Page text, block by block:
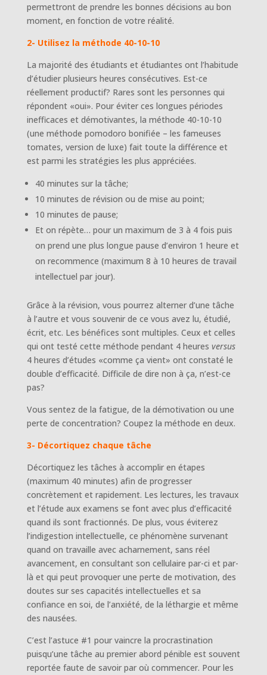
permettront de prendre les bonnes décisions au bon
moment, en fonction de votre réalité.
2- Utilisez la méthode 40-10-10
La majorité des étudiants et étudiantes ont l’habitude
d’étudier plusieurs heures consécutives. Est-ce
réellement productif? Rares sont les personnes qui
répondent «oui». Pour éviter ces longues périodes
inefficaces et démotivantes, la méthode 40-10-10
(une méthode pomodoro bonifiée – les fameuses
tomates, version de luxe) fait toute la différence et
est parmi les stratégies les plus appréciées.
40 minutes sur la tâche;
10 minutes de révision ou de mise au point;
10 minutes de pause;
Et on répète… pour un maximum de 3 à 4 fois puis
on prend une plus longue pause d’environ 1 heure et
on recommence (maximum 8 à 10 heures de travail
intellectuel par jour).
Grâce à la révision, vous pourrez alterner d’une tâche
à l’autre et vous souvenir de ce vous avez lu, étudié,
écrit, etc. Les bénéfices sont multiples. Ceux et celles
qui ont testé cette méthode pendant 4 heures versus
4 heures d’études «comme ça vient» ont constaté le
double d’efficacité. Difficile de dire non à ça, n’est-ce
pas?
Vous sentez de la fatigue, de la démotivation ou une
perte de concentration? Coupez la méthode en deux.
3- Décortiquez chaque tâche
Décortiquez les tâches à accomplir en étapes
(maximum 40 minutes) afin de progresser
concrètement et rapidement. Les lectures, les travaux
et l’étude aux examens se font avec plus d’efficacité
quand ils sont fractionnés. De plus, vous éviterez
l’indigestion intellectuelle, ce phénomène survenant
quand on travaille avec acharnement, sans réel
avancement, en consultant son cellulaire par-ci et par-
là et qui peut provoquer une perte de motivation, des
doutes sur ses capacités intellectuelles et sa
confiance en soi, de l’anxiété, de la léthargie et même
des nausées.
C’est l’astuce #1 pour vaincre la procrastination
puisqu’une tâche au premier abord pénible est souvent
reportée faute de savoir par où commencer. Pour les